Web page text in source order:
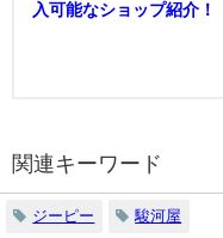
入可能なショップ紹介！
関連キーワード
ジーピー 駿河屋